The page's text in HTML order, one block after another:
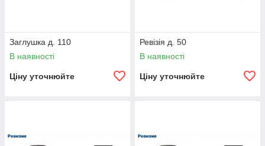
Заглушка д. 110
В наявності
Ціну уточнюйте
Ревізія д. 50
В наявності
Ціну уточнюйте